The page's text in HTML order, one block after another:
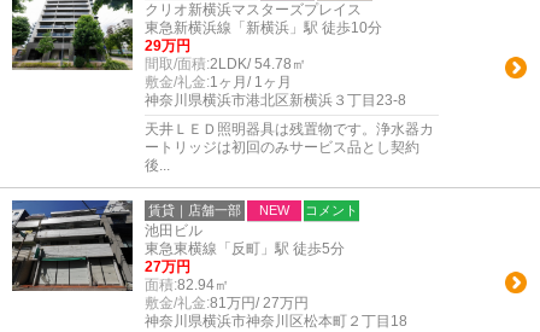
クリオ新横浜マスターズプレイス
東急新横浜線「新横浜」駅 徒歩10分
29万円
間取/面積:2LDK/ 54.78㎡
敷金/礼金:1ヶ月/ 1ヶ月
神奈川県横浜市港北区新横浜３丁目23-8
天井ＬＥＤ照明器具は残置物です。浄水器カ
ートリッジは初回のみサービス品とし契約
後...
賃貸｜店舗一部 NEW コメント
池田ビル
東急東横線「反町」駅 徒歩5分
27万円
面積:82.94㎡
敷金/礼金:81万円/ 27万円
神奈川県横浜市神奈川区松本町２丁目18